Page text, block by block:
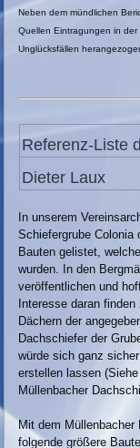
Neben dem mündlichen
Quellen Eintragungen in
Unglücksfällen
Referenz-Liste
Dieter Laux
In unserem
Schiefergrube
Bauten gelistet,
wurden. In den
veröffentlichen und
Interesse daran
Dächern der
Dachschiefer der
würde sich ganz
erstellen lassen
Müllenbacher
Mit dem Müllenbacher
folgende größere